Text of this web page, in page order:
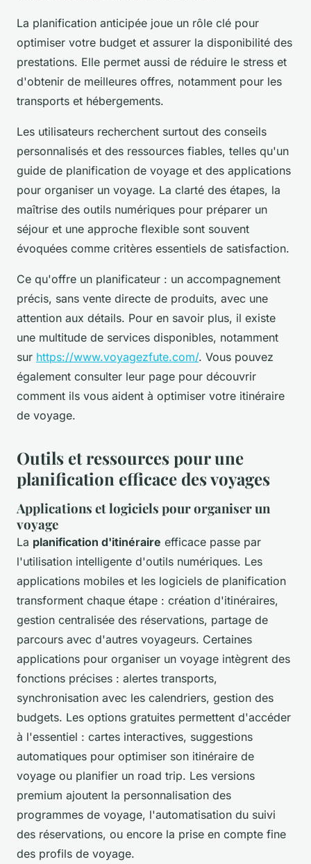
La planification anticipée joue un rôle clé pour
optimiser votre budget et assurer la disponibilité des
prestations. Elle permet aussi de réduire le stress et
d'obtenir de meilleures offres, notamment pour les
transports et hébergements.
Les utilisateurs recherchent surtout des conseils
personnalisés et des ressources fiables, telles qu'un
guide de planification de voyage et des applications
pour organiser un voyage. La clarté des étapes, la
maîtrise des outils numériques pour préparer un
séjour et une approche flexible sont souvent
évoquées comme critères essentiels de satisfaction.
Ce qu'offre un planificateur : un accompagnement
précis, sans vente directe de produits, avec une
attention aux détails. Pour en savoir plus, il existe
une multitude de services disponibles, notamment
sur https://www.voyagezfute.com/. Vous pouvez
également consulter leur page pour découvrir
comment ils vous aident à optimiser votre itinéraire
de voyage.
Outils et ressources pour une
planification efficace des voyages
Applications et logiciels pour organiser un
voyage
La planification d'itinéraire efficace passe par
l'utilisation intelligente d'outils numériques. Les
applications mobiles et les logiciels de planification
transforment chaque étape : création d'itinéraires,
gestion centralisée des réservations, partage de
parcours avec d'autres voyageurs. Certaines
applications pour organiser un voyage intègrent des
fonctions précises : alertes transports,
synchronisation avec les calendriers, gestion des
budgets. Les options gratuites permettent d'accéder
à l'essentiel : cartes interactives, suggestions
automatiques pour optimiser son itinéraire de
voyage ou planifier un road trip. Les versions
premium ajoutent la personnalisation des
programmes de voyage, l'automatisation du suivi
des réservations, ou encore la prise en compte fine
des profils de voyage.